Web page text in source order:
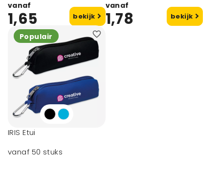
vanaf
1,65 bekijk
vanaf
1,78 bekijk
Populair
IRIS Etui
vanaf 50 stuks